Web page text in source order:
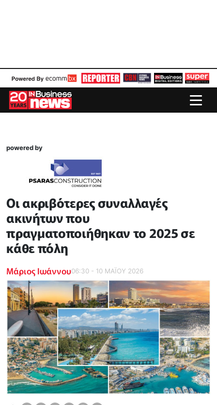
powered by
Οι ακριβότερες συναλλαγές
ακινήτων που
πραγματοποιήθηκαν το 2025 σε
κάθε πόλη
Μάριος Ιωάννου06:30 - 10 ΜΑΪ́ΟΥ 2026